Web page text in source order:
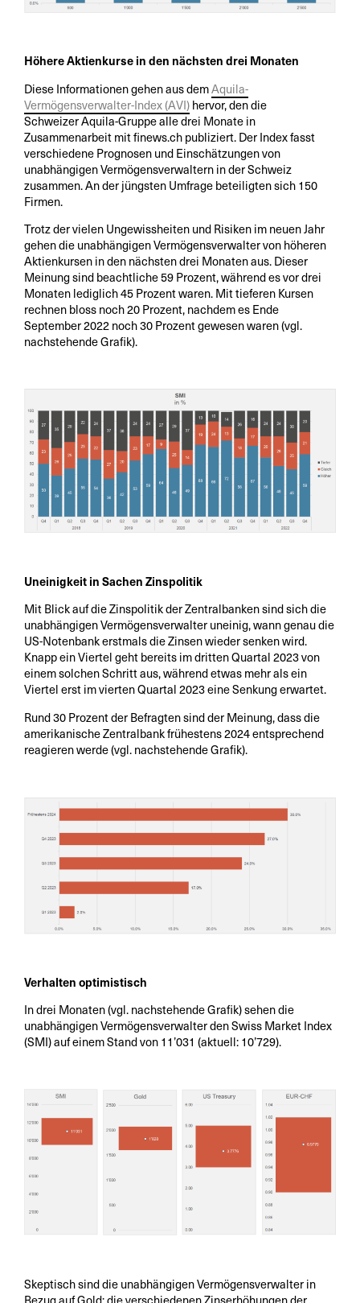
Höhere Aktienkurse in den nächsten drei Monaten
Diese Informationen gehen aus demAquila-
Vermögensverwalter-Index (AVI) hervor, den die
Schweizer Aquila-Gruppe alle drei Monate in
Zusammenarbeit mit finews.ch publiziert. Der Index fasst
verschiedene Prognosen und Einschätzungen von
unabhängigen Vermögensverwaltern in der Schweiz
zusammen. An der jüngsten Umfrage beteiligten sich 150
Firmen.
Trotz der vielen Ungewissheiten und Risiken im neuen Jahr
gehen die unabhängigen Vermögensverwalter von höheren
Aktienkursen in den nächsten drei Monaten aus. Dieser
Meinung sind beachtliche 59 Prozent, während es vor drei
Monaten lediglich 45 Prozent waren. Mit tieferen Kursen
rechnen bloss noch 20 Prozent, nachdem es Ende
September 2022 noch 30 Prozent gewesen waren (vgl.
nachstehende Grafik).
Uneinigkeit in Sachen Zinspolitik
Mit Blick auf die Zinspolitik der Zentralbanken sind sich die
unabhängigen Vermögensverwalter uneinig, wann genau die
US-Notenbank erstmals die Zinsen wieder senken wird.
Knapp ein Viertel geht bereits im dritten Quartal 2023 von
einem solchen Schritt aus, während etwas mehr als ein
Viertel erst im vierten Quartal 2023 eine Senkung erwartet.
Rund 30 Prozent der Befragten sind der Meinung, dass die
amerikanische Zentralbank frühestens 2024 entsprechend
reagieren werde (vgl. nachstehende Grafik).
Verhalten optimistisch
In drei Monaten (vgl. nachstehende Grafik) sehen die
unabhängigen Vermögensverwalter den Swiss Market Index
(SMI) auf einem Stand von 11’031 (aktuell: 10’729).
Skeptisch sind die unabhängigen Vermögensverwalter in
Bezug auf Gold; die verschiedenen Zinserhöhungen der